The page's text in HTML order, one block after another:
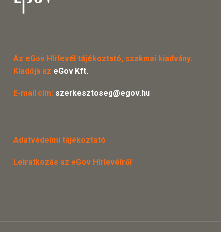
Az eGov Hírlevél tájékoztató, szakmai kiadvány.
Kiadója az eGov Kft.
E-mail cím: szerkesztoseg@egov.hu
Adatvédelmi tájékoztató
Leiratkozás az eGov Hírlevélről